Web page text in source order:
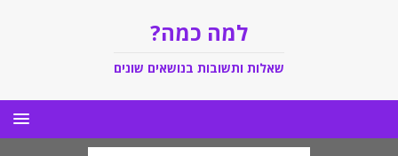
למה כמה?
שאלות ותשובות בנושאים שונים